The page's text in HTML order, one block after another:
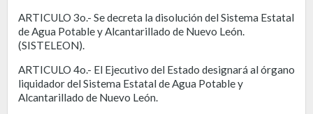
ARTICULO 3o.- Se decreta la disolución del Sistema Estatal
de Agua Potable y Alcantarillado de Nuevo León.
(SISTELEON).
ARTICULO 4o.- El Ejecutivo del Estado designará al órgano
liquidador del Sistema Estatal de Agua Potable y
Alcantarillado de Nuevo León.